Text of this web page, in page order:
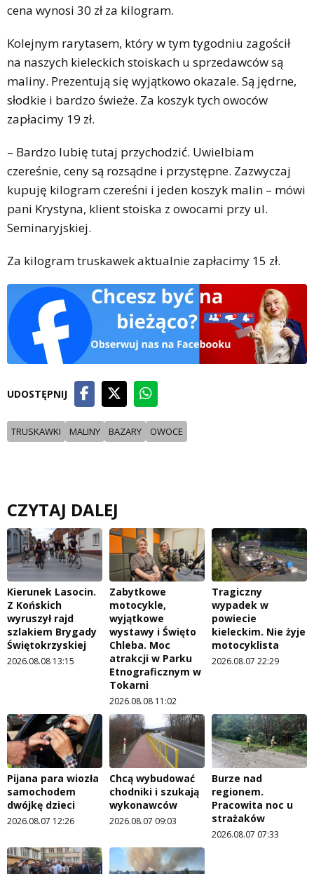
cena wynosi 30 zł za kilogram.
Kolejnym rarytasem, który w tym tygodniu zagościł
na naszych kieleckich stoiskach u sprzedawców są
maliny. Prezentują się wyjątkowo okazale. Są jędrne,
słodkie i bardzo świeże. Za koszyk tych owoców
zapłacimy 19 zł.
– Bardzo lubię tutaj przychodzić. Uwielbiam
czereśnie, ceny są rozsądne i przystępne. Zazwyczaj
kupuję kilogram czereśni i jeden koszyk malin – mówi
pani Krystyna, klient stoiska z owocami przy ul.
Seminaryjskiej.
Za kilogram truskawek aktualnie zapłacimy 15 zł.
UDOSTĘPNIJ
TRUSKAWKI MALINY BAZARY OWOCE
CZYTAJ DALEJ
Kierunek Lasocin.
Z Końskich
wyruszył rajd
szlakiem Brygady
Świętokrzyskiej
2026.08.08 13:15
Zabytkowe
motocykle,
wyjątkowe
wystawy i Święto
Chleba. Moc
atrakcji w Parku
Etnograficznym w
Tokarni
2026.08.08 11:02
Tragiczny
wypadek w
powiecie
kieleckim. Nie żyje
motocyklista
2026.08.07 22:29
Pijana para wiozła
samochodem
dwójkę dzieci
2026.08.07 12:26
Chcą wybudować
chodniki i szukają
wykonawców
2026.08.07 09:03
Burze nad
regionem.
Pracowita noc u
strażaków
2026.08.07 07:33